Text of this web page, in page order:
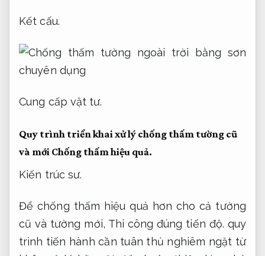
Kết cấu.
Cung cấp vật tư.
Quy trình triển khai xử lý chống thấm tường cũ
và mới Chống thấm hiệu quả.
Kiến trúc sư.
Để chống thấm hiệu quả hơn cho cả tường
cũ và tường mới, Thi công đúng tiến độ. quy
trình tiến hành cần tuân thủ nghiêm ngặt từ